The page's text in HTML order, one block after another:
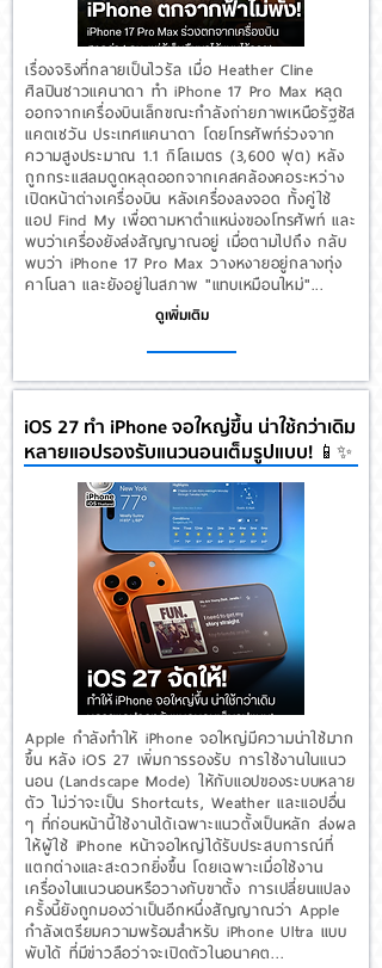
เรื่องจริงที่กลายเป็นไวรัล เมื่อ Heather Cline
ศิลปินชาวแคนาดา ทำ iPhone 17 Pro Max หลุด
ออกจากเครื่องบินเล็กขณะกำลังถ่ายภาพเหนือรัฐซัส
แคตเชวัน ประเทศแคนาดา โดยโทรศัพท์ร่วงจาก
ความสูงประมาณ 1.1 กิโลเมตร (3,600 ฟุต) หลัง
ถูกกระแสลมดูดหลุดออกจากเคสคล้องคอระหว่าง
เปิดหน้าต่างเครื่องบิน หลังเครื่องลงจอด ทั้งคู่ใช้
แอป Find My เพื่อตามหาตำแหน่งของโทรศัพท์ และ
พบว่าเครื่องยังส่งสัญญาณอยู่ เมื่อตามไปถึง กลับ
พบว่า iPhone 17 Pro Max วางหงายอยู่กลางทุ่ง
คาโนลา และยังอยู่ในสภาพ "แทบเหมือนใหม่"...
ดูเพิ่มเติม
iOS 27 ทำ iPhone จอใหญ่ขึ้น น่าใช้กว่าเดิม
หลายแอปรองรับแนวนอนเต็มรูปแบบ! 📱✨
Apple กำลังทำให้ iPhone จอใหญ่มีความน่าใช้มาก
ขึ้น หลัง iOS 27 เพิ่มการรองรับ การใช้งานในแนว
นอน (Landscape Mode) ให้กับแอปของระบบหลาย
ตัว ไม่ว่าจะเป็น Shortcuts, Weather และแอปอื่น
ๆ ที่ก่อนหน้านี้ใช้งานได้เฉพาะแนวตั้งเป็นหลัก ส่งผล
ให้ผู้ใช้ iPhone หน้าจอใหญ่ได้รับประสบการณ์ที่
แตกต่างและสะดวกยิ่งขึ้น โดยเฉพาะเมื่อใช้งาน
เครื่องในแนวนอนหรือวางกับขาตั้ง การเปลี่ยนแปลง
ครั้งนี้ยังถูกมองว่าเป็นอีกหนึ่งสัญญาณว่า Apple
กำลังเตรียมความพร้อมสำหรับ iPhone Ultra แบบ
พับได้ ที่มีข่าวลือว่าจะเปิดตัวในอนาคต...